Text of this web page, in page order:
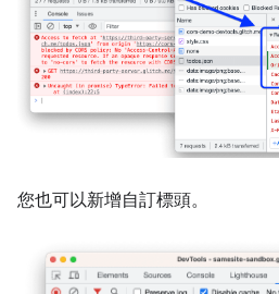
您也可以新增自訂標頭。